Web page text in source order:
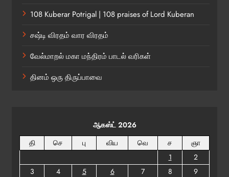
108 Kuberar Potrigal | 108 praises of Lord Kuberan
சஷ்டி விரதம் வார விரதம்
வேல்மாறல் மகா மந்திரம் பாடல் வரிகள்
தினம் ஒரு திருப்பாவை
ஆகஸ்ட் 2026
தி
செ பு விய வெ ச
ஞா
1
2
3
4 5 6 7 8 9